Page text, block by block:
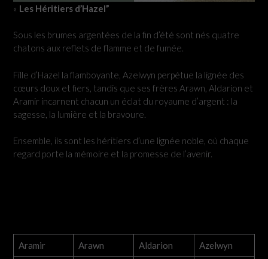
« Les Héritiers d’Hazel”
Sous les brumes argentées de la fin d’été sont nés quatre
chatons aux reflets de flamme et de fumée.
Fille d’Hazel la flamboyante, Azelwyn perpétue la lignée des
cœurs doux et fiers, tandis que ses frères Arawn, Aldarion et
Aramir incarnent chacun un éclat du royaume d’argent : la
sagesse, la lumière et la bravoure.
Ensemble, ils sont les héritiers d’une lignée noble, où chaque
regard porte la mémoire et la promesse de l’avenir.
Aramir Arawn Aldarion Azelwyn